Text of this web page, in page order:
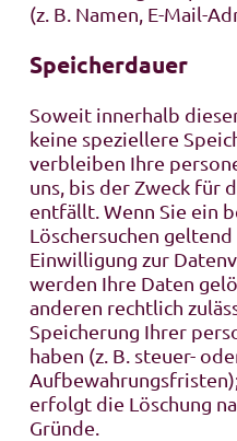
(z. B. Namen, E-Mail-
Speicherdauer
Soweit innerhalb
keine speziellere
verbleiben Ihre
uns, bis der Zweck für
entfällt. Wenn Sie ein
Löschersuchen
Einwilligung zur
werden Ihre Daten
anderen rechtlich
Speicherung Ihrer
haben (z. B. steuer-
erfolgt die Löschung
Gründe.